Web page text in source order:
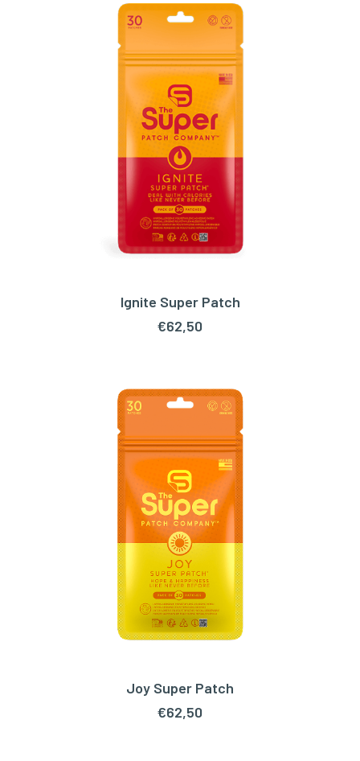
TOEVOEGEN AAN WINKELWAGEN
Ignite Super Patch
€62,50
TOEVOEGEN AAN WINKELWAGEN
Joy Super Patch
€62,50